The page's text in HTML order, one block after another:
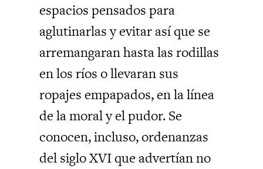
espacios pensados para
aglutinarlas y evitar así que se
arremangaran hasta las rodillas
en los ríos o llevaran sus
ropajes empapados, en la línea
de la moral y el pudor. Se
conocen, incluso, ordenanzas
del siglo XVI que advertían no